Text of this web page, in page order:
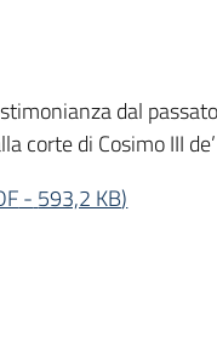
dal
corte di Cosimo III
- 593,2 KB)